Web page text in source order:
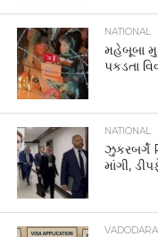
NATIONAL
મહેબૂબા
પકડતા
NATIONAL
ઝુકરબર્ગે
માંગી,
VADODARA